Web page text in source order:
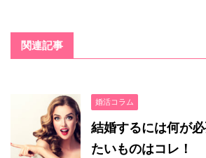
関連記事
婚活コラム
結婚するには何が
たいものはコレ！